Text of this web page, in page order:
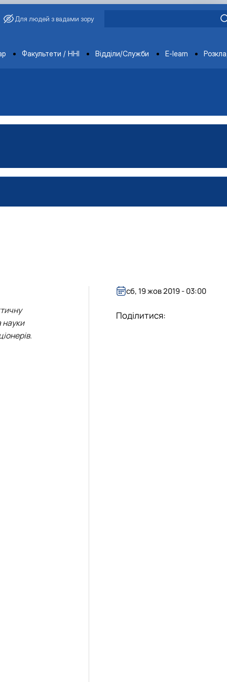
Для людей з вадами зору
Факультети / ННІ Відділи/Служби E-learn
науки
сб, 19 жов 2019 - 03:00
Поділитися: